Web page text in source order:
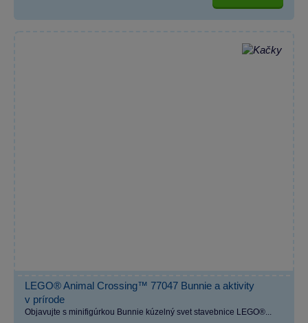
LEGO® Animal Crossing™ 77047 Bunnie a aktivity
v prírode
Objavujte s minifigúrkou Bunnie kúzelný svet stavebnice LEGO®...